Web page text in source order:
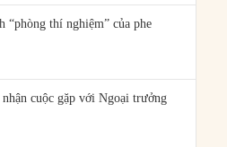
“phòng thí nghiệm” của phe
cuộc gặp với Ngoại trưởng